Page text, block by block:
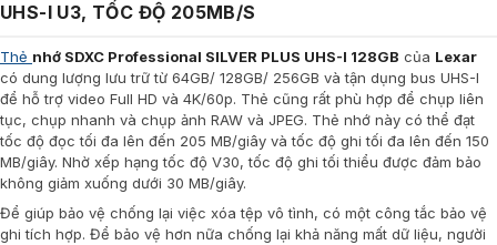
UHS-I U3, TỐC ĐỘ 205MB/S
Thẻ nhớ SDXC Professional SILVER PLUS UHS-I 128GB của Lexar
có dung lượng lưu trữ từ 64GB/ 128GB/ 256GB và tận dụng bus UHS-I
để hỗ trợ video Full HD và 4K/60p. Thẻ cũng rất phù hợp để chụp liên
tục, chụp nhanh và chụp ảnh RAW và JPEG. Thẻ nhớ này có thể đạt
tốc độ đọc tối đa lên đến 205 MB/giây và tốc độ ghi tối đa lên đến 150
MB/giây. Nhờ xếp hạng tốc độ V30, tốc độ ghi tối thiểu được đảm bảo
không giảm xuống dưới 30 MB/giây.
Để giúp bảo vệ chống lại việc xóa tệp vô tình, có một công tắc bảo vệ
ghi tích hợp. Để bảo vệ hơn nữa chống lại khả năng mất dữ liệu, người